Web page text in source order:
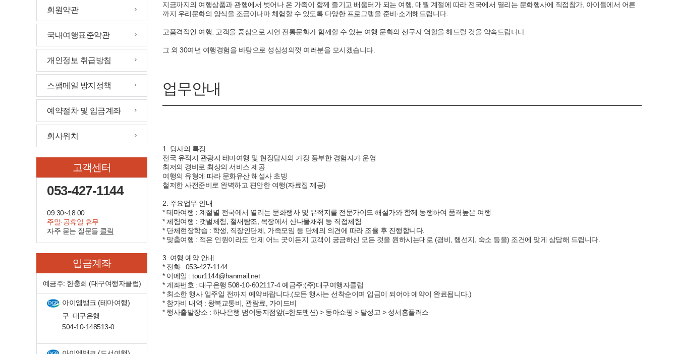
회원약관
국내여행표준약관
개인정보 취급방침
스팸메일 방지정책
예약절차 및 입금계좌
회사위치
고객센터
053-427-1144
09:30~18:00
주말·공휴일 휴무
자주 묻는 질문들 클릭
입금계좌
예금주: 한충희 (대구여행자클럽)
아이엠뱅크 (테마여행)
구. 대구은행
504-10-148513-0
지금까지의 여행상품과 관행에서 벗어나 온 가족이 함께 즐기고 배움터가 되는 여행, 매월 계절에 따라 전국에서 열리는 문화행사에 직접참가, 아이들에서 어른
까지 우리문화의 양식을 조금이나마 체험할 수 있도록 다양한 프로그램을 준비·소개해드립니다.
고품격적인 여행, 고객을 중심으로 자연 전통문화가 함께할 수 있는 여행 문화의 선구자 역할을 해드릴 것을 약속드립니다.
그 외 30여년 여행경험을 바탕으로 성심성의껏 여러분을 모시겠습니다.
업무안내
1. 당사의 특징
전국 유적지 관광지 테마여행 및 현장답사의 가장 풍부한 경험자가 운영
최저의 경비로 최상의 서비스 제공
여행의 유형에 따라 문화유산 해설사 초빙
철저한 사전준비로 완벽하고 편안한 여행(자료집 제공)
2. 주요업무 안내
* 테마여행 : 계절별 전국에서 열리는 문화행사 및 유적지를 전문가이드 해설가와 함께 동행하여 품격높은 여행
* 체험여행 : 갯벌체험, 철새탐조, 목장에서 산나물채취 등 직접체험
* 단체현장학습 : 학생, 직장인단체, 가족모임 등 단체의 의견에 따라 조율 후 진행합니다.
* 맞춤여행 : 적은 인원이라도 언제 어느 곳이든지 고객이 궁금하신 모든 것을 원하시는대로 (경비, 행선지, 숙소 등을) 조건에 맞게 상담해 드립니다.
3. 여행 예약 안내
* 전화 : 053-427-1144
* 이메일 : tour1144@hanmail.net
* 계좌번호 : 대구은행 508-10-602117-4 예금주:(주)대구여행자클럽
* 최소한 행사 일주일 전까지 예약바랍니다.(모든 행사는 선착순이며 입금이 되어야 예약이 완료됩니다.)
* 참가비 내역 : 왕복교통비, 관람료, 가이드비
* 행사출발장소 : 하나은행 범어동지점앞(=한도맨션) > 동아쇼핑 > 달성고 > 성서홈플러스